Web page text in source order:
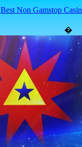
Best Non Gamstop
�